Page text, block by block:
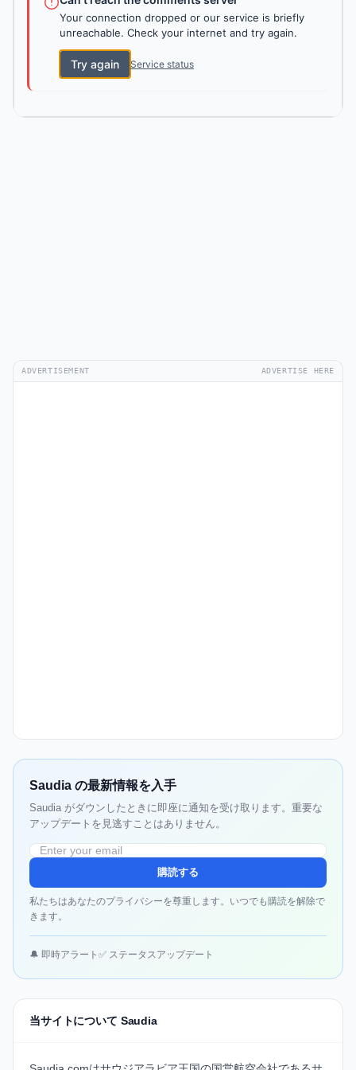
Your connection dropped or our service is briefly
unreachable. Check your internet and try again.
Try again Service status
ADVERTISEMENT ADVERTISE HERE
Saudia の最新情報を入手
Saudia がダウンしたときに即座に通知を受け取ります。重要な
アップデートを見逃すことはありません。
購読する
私たちはあなたのプライバシーを尊重します。いつでも購読を解除で
きます。
🔔 即時アラート ✅ ステータスアップデート
当サイトについて Saudia